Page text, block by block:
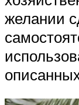
желании